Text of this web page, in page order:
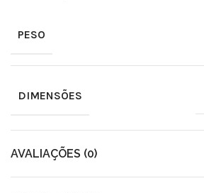
PESO
DIMENSÕES
AVALIAÇÕES (0)